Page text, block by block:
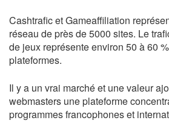
Cashtrafic et Gameaffiliation
réseau de près de 5000 sites. Le
de jeux représente environ 50 à 60
plateformes.
Il y a un vrai marché et une valeur
webmasters une plateforme
programmes francophones et